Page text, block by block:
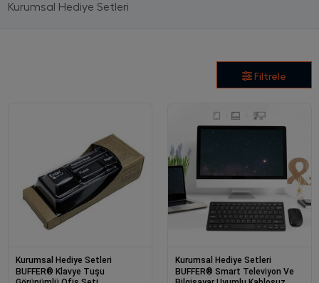
Kurumsal Hediye Setleri
Filtrele
Kurumsal Hediye Setleri
BUFFER® Klavye Tuşu
Kurumsal Hediye Setleri
BUFFER® Smart Televiyon Ve